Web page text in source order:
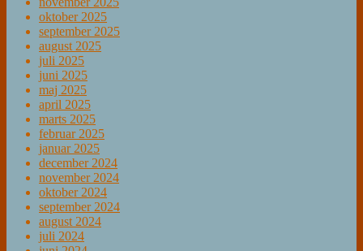
oktober 2025
september 2025
august 2025
juli 2025
juni 2025
maj 2025
april 2025
marts 2025
februar 2025
januar 2025
december 2024
november 2024
oktober 2024
september 2024
august 2024
juli 2024